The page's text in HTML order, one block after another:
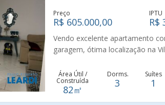
Preço
R$ 605.000,00
IPTU
R$
Vendo excelente apartamento
garagem, ótima localização na
Área Útil /
Construída
82㎡
Dorms.
3
Suítes
1